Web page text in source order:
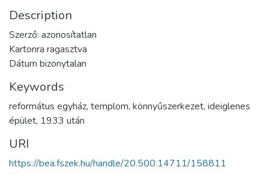
Description
Szerző: azonosítatlan
Kartonra ragasztva
Dátum bizonytalan
Keywords
református egyház, templom, könnyűszerkezet, ideiglenes
épület, 1933 után
URI
https://bea.fszek.hu/handle/20.500.14711/158811